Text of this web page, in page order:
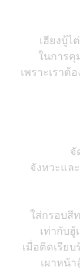
เฮียงบู้ไ
ในการ
เพราะเราต้
จั
จังหวะแล
ใส่กรอบสี
เท่ากับ
เมื่อติดเรีย
เผาหน้